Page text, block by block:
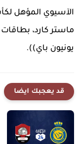
يونيون باي)).
قد يعجبك ايضا